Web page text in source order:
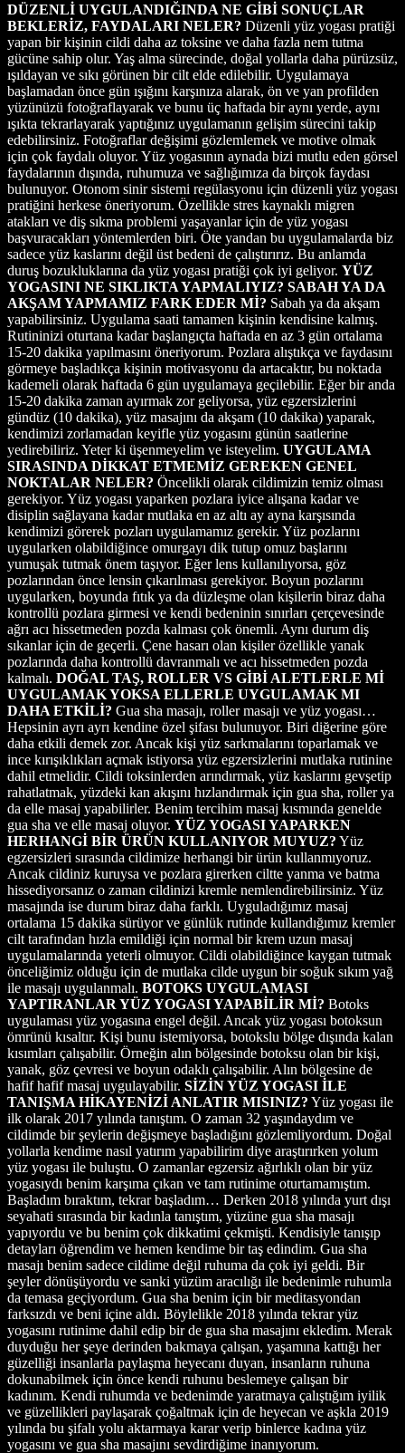
DÜZENLİ UYGULANDIĞINDA NE GİBİ SONUÇLAR
BEKLERİZ, FAYDALARI NELER? Düzenli yüz yogası pratiği
yapan bir kişinin cildi daha az toksine ve daha fazla nem tutma
gücüne sahip olur. Yaş alma sürecinde, doğal yollarla daha pürüzsüz,
ışıldayan ve sıkı görünen bir cilt elde edilebilir. Uygulamaya
başlamadan önce gün ışığını karşınıza alarak, ön ve yan profilden
yüzünüzü fotoğraflayarak ve bunu üç haftada bir aynı yerde, aynı
ışıkta tekrarlayarak yaptığınız uygulamanın gelişim sürecini takip
edebilirsiniz. Fotoğraflar değişimi gözlemlemek ve motive olmak
için çok faydalı oluyor. Yüz yogasının aynada bizi mutlu eden görsel
faydalarının dışında, ruhumuza ve sağlığımıza da birçok faydası
bulunuyor. Otonom sinir sistemi regülasyonu için düzenli yüz yogası
pratiğini herkese öneriyorum. Özellikle stres kaynaklı migren
atakları ve diş sıkma problemi yaşayanlar için de yüz yogası
başvuracakları yöntemlerden biri. Öte yandan bu uygulamalarda biz
sadece yüz kaslarını değil üst bedeni de çalıştırırız. Bu anlamda
duruş bozukluklarına da yüz yogası pratiği çok iyi geliyor. YÜZ
YOGASINI NE SIKLIKTA YAPMALIYIZ? SABAH YA DA
AKŞAM YAPMAMIZ FARK EDER Mİ? Sabah ya da akşam
yapabilirsiniz. Uygulama saati tamamen kişinin kendisine kalmış.
Rutininizi oturtana kadar başlangıçta haftada en az 3 gün ortalama
15-20 dakika yapılmasını öneriyorum. Pozlara alıştıkça ve faydasını
görmeye başladıkça kişinin motivasyonu da artacaktır, bu noktada
kademeli olarak haftada 6 gün uygulamaya geçilebilir. Eğer bir anda
15-20 dakika zaman ayırmak zor geliyorsa, yüz egzersizlerini
gündüz (10 dakika), yüz masajını da akşam (10 dakika) yaparak,
kendimizi zorlamadan keyifle yüz yogasını günün saatlerine
yedirebiliriz. Yeter ki üşenmeyelim ve isteyelim. UYGULAMA
SIRASINDA DİKKAT ETMEMİZ GEREKEN GENEL
NOKTALAR NELER? Öncelikli olarak cildimizin temiz olması
gerekiyor. Yüz yogası yaparken pozlara iyice alışana kadar ve
disiplin sağlayana kadar mutlaka en az altı ay ayna karşısında
kendimizi görerek pozları uygulamamız gerekir. Yüz pozlarını
uygularken olabildiğince omurgayı dik tutup omuz başlarını
yumuşak tutmak önem taşıyor. Eğer lens kullanılıyorsa, göz
pozlarından önce lensin çıkarılması gerekiyor. Boyun pozlarını
uygularken, boyunda fıtık ya da düzleşme olan kişilerin biraz daha
kontrollü pozlara girmesi ve kendi bedeninin sınırları çerçevesinde
ağrı acı hissetmeden pozda kalması çok önemli. Aynı durum diş
sıkanlar için de geçerli. Çene hasarı olan kişiler özellikle yanak
pozlarında daha kontrollü davranmalı ve acı hissetmeden pozda
kalmalı. DOĞAL TAŞ, ROLLER VS GİBİ ALETLERLE Mİ
UYGULAMAK YOKSA ELLERLE UYGULAMAK MI
DAHA ETKİLİ? Gua sha masajı, roller masajı ve yüz yogası…
Hepsinin ayrı ayrı kendine özel şifası bulunuyor. Biri diğerine göre
daha etkili demek zor. Ancak kişi yüz sarkmalarını toparlamak ve
ince kırışıklıkları açmak istiyorsa yüz egzersizlerini mutlaka rutinine
dahil etmelidir. Cildi toksinlerden arındırmak, yüz kaslarını gevşetip
rahatlatmak, yüzdeki kan akışını hızlandırmak için gua sha, roller ya
da elle masaj yapabilirler. Benim tercihim masaj kısmında genelde
gua sha ve elle masaj oluyor. YÜZ YOGASI YAPARKEN
HERHANGİ BİR ÜRÜN KULLANIYOR MUYUZ? Yüz
egzersizleri sırasında cildimize herhangi bir ürün kullanmıyoruz.
Ancak cildiniz kuruysa ve pozlara girerken ciltte yanma ve batma
hissediyorsanız o zaman cildinizi kremle nemlendirebilirsiniz. Yüz
masajında ise durum biraz daha farklı. Uyguladığımız masaj
ortalama 15 dakika sürüyor ve günlük rutinde kullandığımız kremler
cilt tarafından hızla emildiği için normal bir krem uzun masaj
uygulamalarında yeterli olmuyor. Cildi olabildiğince kaygan tutmak
önceliğimiz olduğu için de mutlaka cilde uygun bir soğuk sıkım yağ
ile masajı uygulanmalı. BOTOKS UYGULAMASI
YAPTIRANLAR YÜZ YOGASI YAPABİLİR Mİ? Botoks
uygulaması yüz yogasına engel değil. Ancak yüz yogası botoksun
ömrünü kısaltır. Kişi bunu istemiyorsa, botokslu bölge dışında kalan
kısımları çalışabilir. Örneğin alın bölgesinde botoksu olan bir kişi,
yanak, göz çevresi ve boyun odaklı çalışabilir. Alın bölgesine de
hafif hafif masaj uygulayabilir. SİZİN YÜZ YOGASI İLE
TANIŞMA HİKAYENİZİ ANLATIR MISINIZ? Yüz yogası ile
ilk olarak 2017 yılında tanıştım. O zaman 32 yaşındaydım ve
cildimde bir şeylerin değişmeye başladığını gözlemliyordum. Doğal
yollarla kendime nasıl yatırım yapabilirim diye araştırırken yolum
yüz yogası ile buluştu. O zamanlar egzersiz ağırlıklı olan bir yüz
yogasıydı benim karşıma çıkan ve tam rutinime oturtamamıştım.
Başladım bıraktım, tekrar başladım… Derken 2018 yılında yurt dışı
seyahati sırasında bir kadınla tanıştım, yüzüne gua sha masajı
yapıyordu ve bu benim çok dikkatimi çekmişti. Kendisiyle tanışıp
detayları öğrendim ve hemen kendime bir taş edindim. Gua sha
masajı benim sadece cildime değil ruhuma da çok iyi geldi. Bir
şeyler dönüşüyordu ve sanki yüzüm aracılığı ile bedenimle ruhumla
da temasa geçiyordum. Gua sha benim için bir meditasyondan
farksızdı ve beni içine aldı. Böylelikle 2018 yılında tekrar yüz
yogasını rutinime dahil edip bir de gua sha masajını ekledim. Merak
duyduğu her şeye derinden bakmaya çalışan, yaşamına kattığı her
güzelliği insanlarla paylaşma heyecanı duyan, insanların ruhuna
dokunabilmek için önce kendi ruhunu beslemeye çalışan bir
kadınım. Kendi ruhumda ve bedenimde yaratmaya çalıştığım iyilik
ve güzellikleri paylaşarak çoğaltmak için de heyecan ve aşkla 2019
yılında bu şifalı yolu aktarmaya karar verip binlerce kadına yüz
yogasını ve gua sha masajını sevdirdiğime inanıyorum.